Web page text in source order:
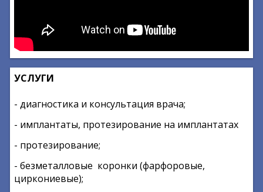
УСЛУГИ
- диагностика и консультация врача;
- имплантаты, протезирование на имплантатах
- протезирование;
- безметалловые коронки (фарфоровые,
циркониевые);